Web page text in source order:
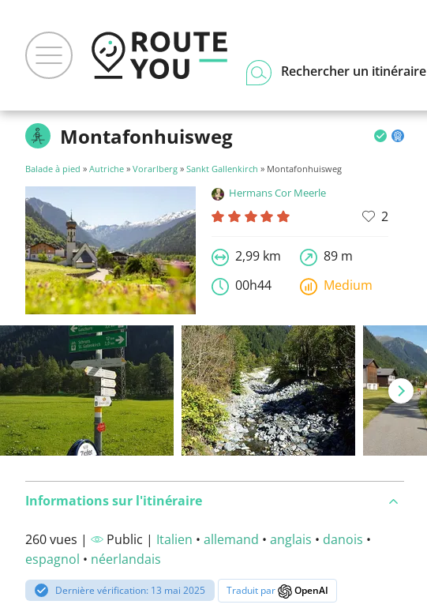
Rechercher un itinéraire
Montafonhuisweg
Balade à pied » Autriche » Vorarlberg » Sankt Gallenkirch » Montafonhuisweg
Hermans Cor Meerle
2
2,99 km
89 m
00h44
Medium
Informations sur l'itinéraire
260 vues | Public | Italien • allemand • anglais • danois •
espagnol • néerlandais
Dernière vérification: 13 mai 2025 Traduit par OpenAI